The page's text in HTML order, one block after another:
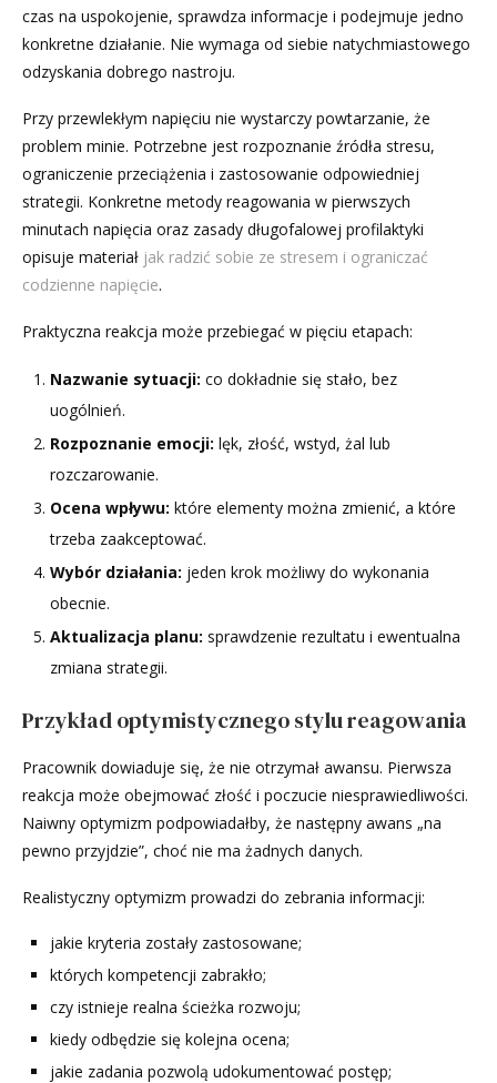
czas na uspokojenie, sprawdza informacje i podejmuje jedno
konkretne działanie. Nie wymaga od siebie natychmiastowego
odzyskania dobrego nastroju.
Przy przewlekłym napięciu nie wystarczy powtarzanie, że
problem minie. Potrzebne jest rozpoznanie źródła stresu,
ograniczenie przeciążenia i zastosowanie odpowiedniej
strategii. Konkretne metody reagowania w pierwszych
minutach napięcia oraz zasady długofalowej profilaktyki
opisuje materiał jak radzić sobie ze stresem i ograniczać
codzienne napięcie.
Praktyczna reakcja może przebiegać w pięciu etapach:
Nazwanie sytuacji: co dokładnie się stało, bez
uogólnień.
Rozpoznanie emocji: lęk, złość, wstyd, żal lub
rozczarowanie.
Ocena wpływu: które elementy można zmienić, a które
trzeba zaakceptować.
Wybór działania: jeden krok możliwy do wykonania
obecnie.
Aktualizacja planu: sprawdzenie rezultatu i ewentualna
zmiana strategii.
Przykład optymistycznego stylu reagowania
Pracownik dowiaduje się, że nie otrzymał awansu. Pierwsza
reakcja może obejmować złość i poczucie niesprawiedliwości.
Naiwny optymizm podpowiadałby, że następny awans „na
pewno przyjdzie”, choć nie ma żadnych danych.
Realistyczny optymizm prowadzi do zebrania informacji:
jakie kryteria zostały zastosowane;
których kompetencji zabrakło;
czy istnieje realna ścieżka rozwoju;
kiedy odbędzie się kolejna ocena;
jakie zadania pozwolą udokumentować postęp;